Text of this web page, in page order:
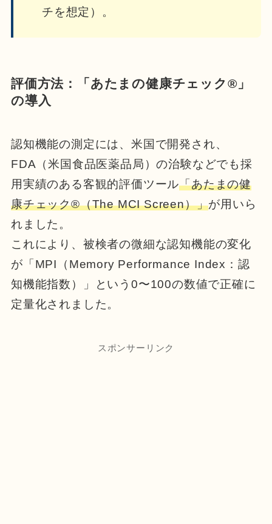
チを想定）。
評価方法：「あたまの健康チェック®」
の導入
認知機能の測定には、米国で開発され、
FDA（米国食品医薬品局）の治験などでも採
用実績のある客観的評価ツール「あたまの健
康チェック®（The MCI Screen）」が用いら
れました。
これにより、被検者の微細な認知機能の変化
が「MPI（Memory Performance Index：認
知機能指数）」という0〜100の数値で正確に
定量化されました。
スポンサーリンク